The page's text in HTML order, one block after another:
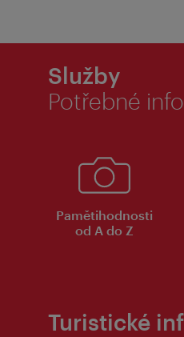
Služby
Potřebné
Pamětihodnosti
od A do Z
Turistické